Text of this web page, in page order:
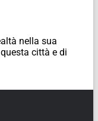
nella sua
città e di